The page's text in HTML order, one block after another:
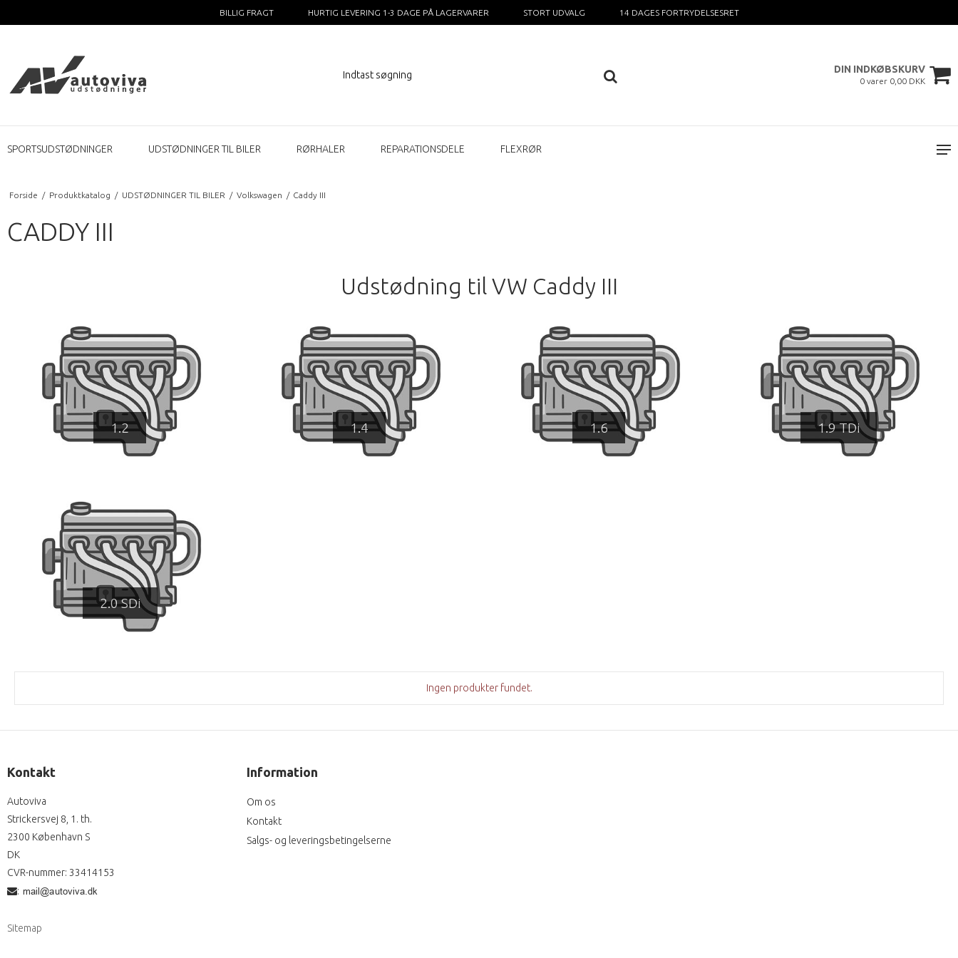
BILLIG FRAGT HURTIG LEVERING 1-3 DAGE PÅ LAGERVARER STORT UDVALG 14 DAGES FORTRYDELSESRET
DIN INDKØBSKURV
0 varer 0,00 DKK
SPORTSUDSTØDNINGER UDSTØDNINGER TIL BILER RØRHALER REPARATIONSDELE FLEXRØR
Forside / Produktkatalog / UDSTØDNINGER TIL BILER / Volkswagen / Caddy III
CADDY III
Udstødning til VW Caddy III
1.2 1.4 1.6 1.9 TDi
2.0 SDi
Ingen produkter fundet.
Kontakt
Autoviva
Strickersvej 8, 1. th.
2300 København S
DK
CVR-nummer: 33414153
:
Sitemap
Information
Om os
Kontakt
Salgs- og leveringsbetingelserne